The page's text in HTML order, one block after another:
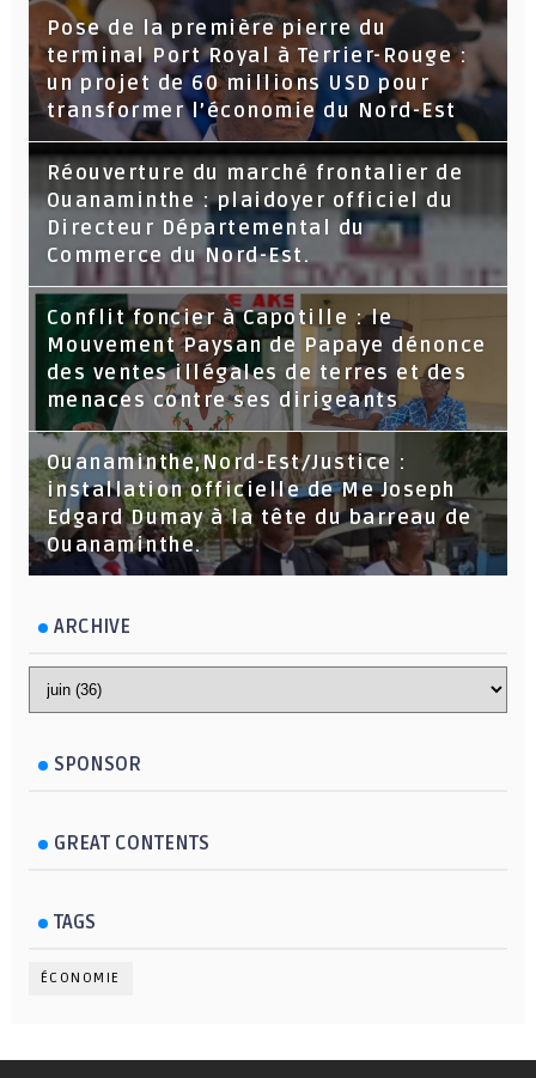
Pose de la première pierre du
terminal Port Royal à Terrier-Rouge :
un projet de 60 millions USD pour
transformer l’économie du Nord-Est
Réouverture du marché frontalier de
Ouanaminthe : plaidoyer officiel du
Directeur Départemental du
Commerce du Nord-Est.
Conflit foncier à Capotille : le
Mouvement Paysan de Papaye dénonce
des ventes illégales de terres et des
menaces contre ses dirigeants
Ouanaminthe,Nord-Est/Justice :
installation officielle de Me Joseph
Edgard Dumay à la tête du barreau de
Ouanaminthe.
ARCHIVE
SPONSOR
GREAT CONTENTS
TAGS
ÉCONOMIE